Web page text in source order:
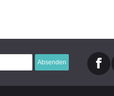
Absenden